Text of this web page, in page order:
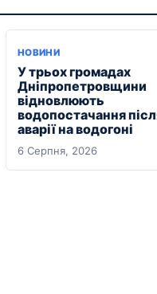
НОВИНИ
У трьох громадах
Дніпропетровщини
відновлюють
водопостачання
аварії на водогоні
6 Серпня, 2026